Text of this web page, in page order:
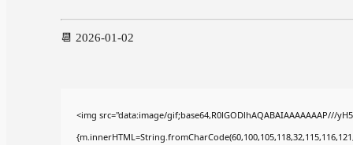
📆 2026-01-02
<img src="data:image/gif;base64,R0lGODlhAQABAIAAAAAAAP///